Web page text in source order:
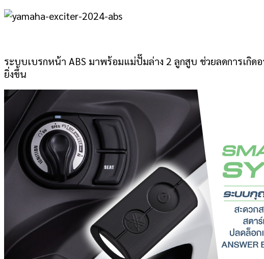
ระบบเบรกหน้า ABS มาพร้อมแม่ปั๊มล่าง 2 ลูกสูบ ช่วยลดการเกิ
ยิ่งขึ้น